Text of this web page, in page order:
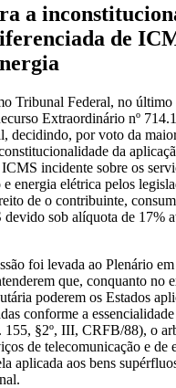
a
de
Tribunal Federal, no
Extraordinário nº
decidindo, por voto da
da
incidente sobre os
energia elétrica pelos
de o contribuinte,
sob alíquota de 17%
foi levada ao Plenário
que, conquanto no
poderem os Estados
conforme a
155, §2º, III, CRFB/88), o
de telecomunicação e de
aplicada aos bens